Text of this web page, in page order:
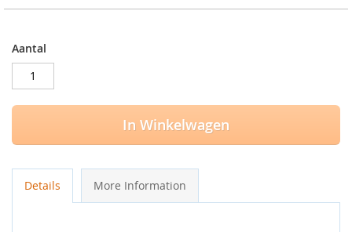
Aantal
In Winkelwagen
Details More Information